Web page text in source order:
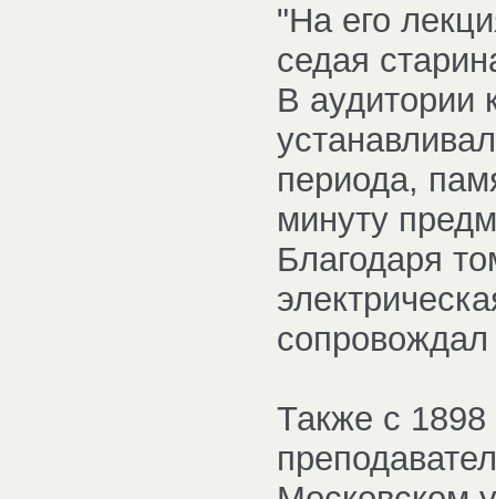
"На его
седая
В аудитории
периода,
минуту
Благодаря
Также с